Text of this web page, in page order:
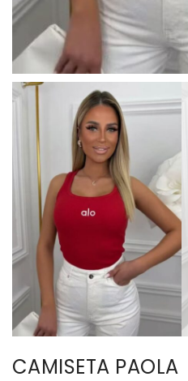
CAMISETA PAOLA